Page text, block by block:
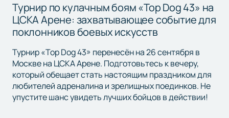
Турнир по кулачным боям «Top Dog 43» на
ЦСКА Арене: захватывающее событие для
поклонников боевых искусств
Турнир «Top Dog 43» перенесён на 26 сентября в
Москве на ЦСКА Арене. Подготовьтесь к вечеру,
который обещает стать настоящим праздником для
любителей адреналина и зрелищных поединков. Не
упустите шанс увидеть лучших бойцов в действии!